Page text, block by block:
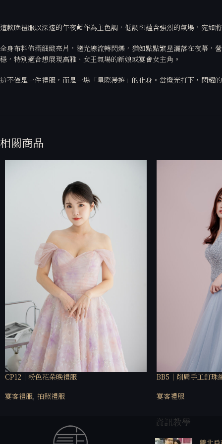
這款晚禮服以深邃的午夜藍作為主色調，低調卻蘊含強烈的氣場，宛
全身布料佈滿細緻亮片，隨光線流轉閃爍，猶如點點繁星灑落在夜幕，
穩，特別適合想展現高雅、女王氣場的新娘或宴會女主角。
這不僅是一件禮服，而是一場「星際漫遊」的化身。當燈光打下，閃
相關商品
CP12｜粉色花朵晚禮服
宴客禮服, 拍照禮服
BB5｜削肩手工釘珠
宴客禮服
資訊教學